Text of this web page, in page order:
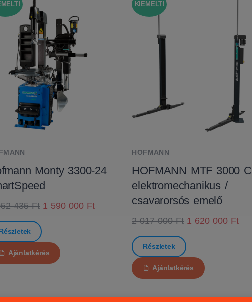
Monty 3300-24
435 Ft 1 590 000 Ft
Részletek
Ajánlatkérés
KIEMELT!
HOFMANN
HOFMANN MTF 3000 C
elektromechanikus /
csavarorsós emelő
2 017 000 Ft 1 620 000 Ft
Részletek
Ajánlatkérés